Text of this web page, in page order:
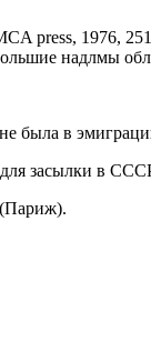
press, 1976,
надлмы
была в
засылки в
(Париж).